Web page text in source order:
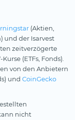
(Aktien,
und der Isarvest
zeitverzögerte
(ETFs, Fonds).
von den Anbietern
und CoinGecko
nicht